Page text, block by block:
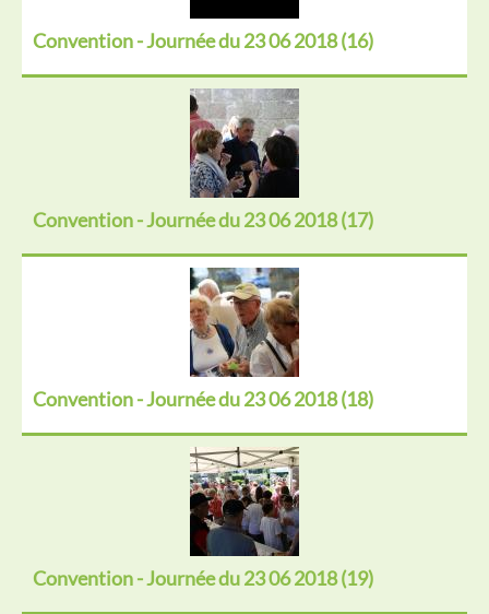
Convention - Journée du 23 06 2018 (16)
Convention - Journée du 23 06 2018 (17)
Convention - Journée du 23 06 2018 (18)
Convention - Journée du 23 06 2018 (19)